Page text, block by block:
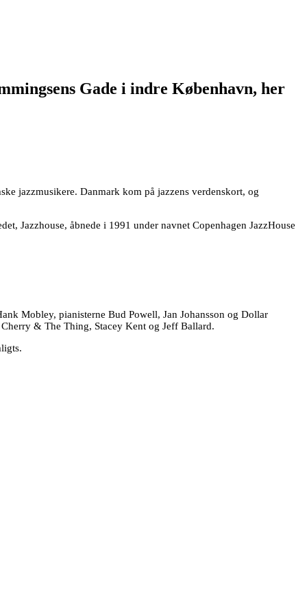
Gade i indre København, her
jazzmusikere. Danmark kom på jazzens verdenskort, og
Jazzhouse, åbnede i 1991 under navnet Copenhagen JazzHouse
Mobley, pianisterne Bud Powell, Jan Johansson og Dollar
& The Thing, Stacey Kent og Jeff Ballard.